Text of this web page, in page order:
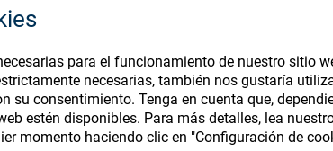
para el funcionamiento de nuestro sitio
necesarias, también nos gustaría
su consentimiento. Tenga en cuenta que,
estén disponibles. Para más detalles, lea
momento haciendo clic en "Configuración de
Store